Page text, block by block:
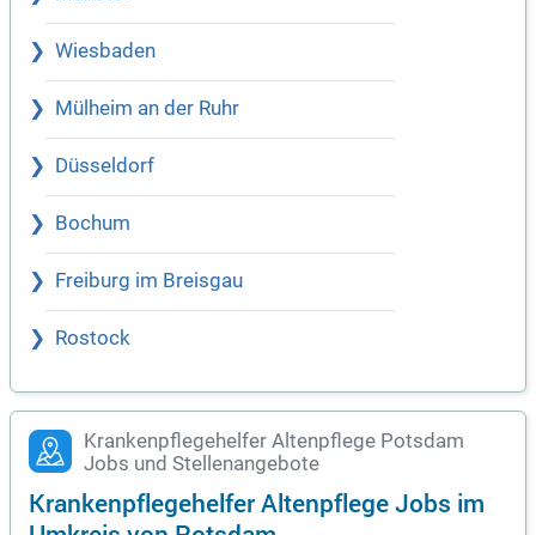
Wiesbaden
Mülheim an der Ruhr
Düsseldorf
Bochum
Freiburg im Breisgau
Rostock
Krankenpflegehelfer Altenpflege Potsdam
Jobs und Stellenangebote
Krankenpflegehelfer Altenpflege Jobs im